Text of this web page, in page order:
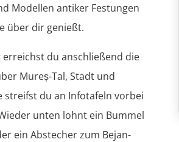
Modellen antiker Festungen
über dir genießt.
du anschließend die
Mureș-Tal, Stadt und
streifst du an Infotafeln vorbei
unten lohnt ein Bummel
ein Abstecher zum Bejan-